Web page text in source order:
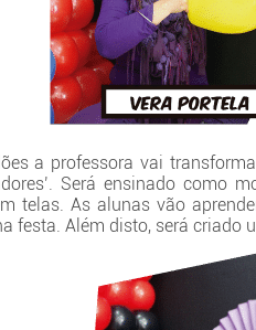
a professora vai
Será ensinado como
telas. As alunas vão
festa. Além disto, será criado